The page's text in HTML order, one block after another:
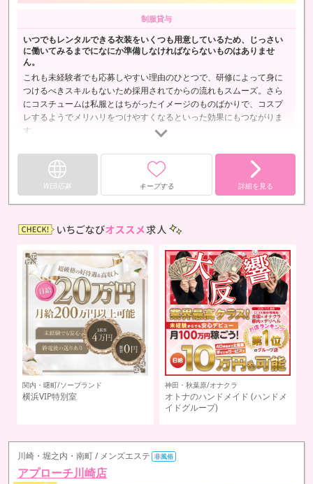
制服貸与
いつでもレンタルできる衣装をいくつも用意しているため、じっさい
に働いてみるまでになにか準備しなければならないものはありませ
ん。
これも未経験者でも応募しやすい理由のひとつで、研修によって身に
つけるべきスキルもないため採用されてからの流れもスムーズ。さら
にコスチュームは私服とはちがったイメージのものばかりで、コスプ
レするようでメリハリをつけやすくなるといった効果にもつながりま
す。
WEB応募 キープする 詳細を見る
関内・曙町/オナクラ
横浜HANDS（ユメオト）
川崎・堀之内・南町 / メンズエステ 非風俗
アプローチ川崎店